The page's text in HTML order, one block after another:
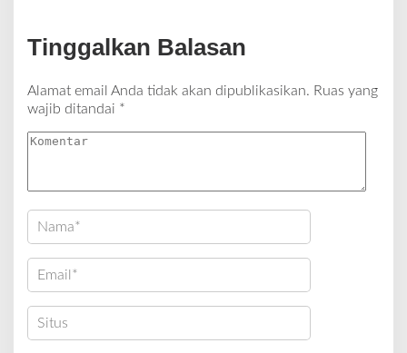
Tinggalkan Balasan
Alamat email Anda tidak akan dipublikasikan. Ruas yang
wajib ditandai *